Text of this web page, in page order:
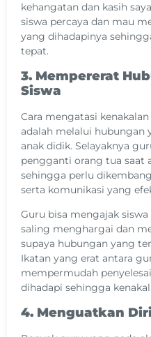
kehangatan dan kasih
siswa percaya dan mau
yang dihadapinya
tepat.
3. Mempererat
Siswa
Cara mengatasi
adalah melalui hubungan
anak didik. Selayaknya
pengganti orang tua saat
sehingga perlu
serta komunikasi yang
Guru bisa mengajak
saling menghargai dan
supaya hubungan yang
Ikatan yang erat antara
mempermudah
dihadapi sehingga
4. Menguatkan